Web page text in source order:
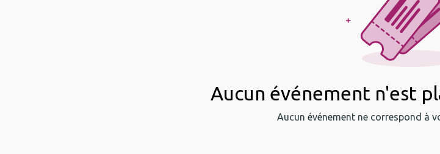
Aucun événement n'est
Aucun événement ne correspond à